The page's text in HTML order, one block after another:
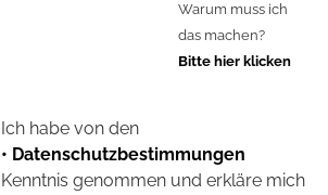
Warum muss ich
das machen?
Bitte hier klicken
Ich habe von den
• Datenschutzbestimmungen
Kenntnis genommen und erkläre mich